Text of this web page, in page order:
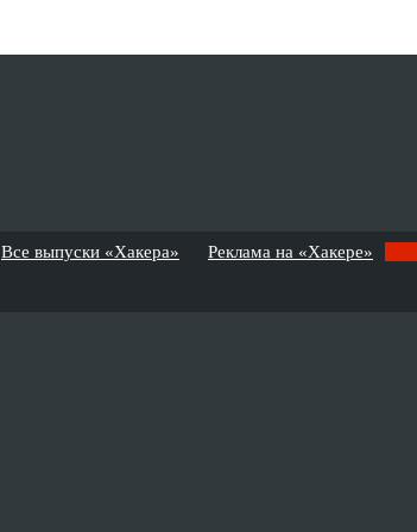
Все выпуски «Хакера» Реклама на «Хакере»